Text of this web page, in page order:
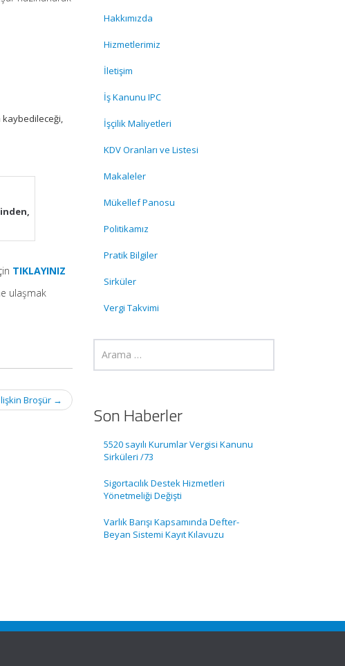
kaybedileceği,
TIKLAYINIZ
ulaşmak
Broşür →
Hakkımızda
Hizmetlerimiz
İletişim
İş Kanunu IPC
İşçilik Maliyetleri
KDV Oranları ve Listesi
Makaleler
Mükellef Panosu
Politikamız
Pratik Bilgiler
Sirküler
Vergi Takvimi
Son Haberler
5520 sayılı Kurumlar Vergisi Kanunu
Sirküleri /73
Sigortacılık Destek Hizmetleri
Yönetmeliği Değişti
Varlık Barışı Kapsamında Defter-
Beyan Sistemi Kayıt Kılavuzu